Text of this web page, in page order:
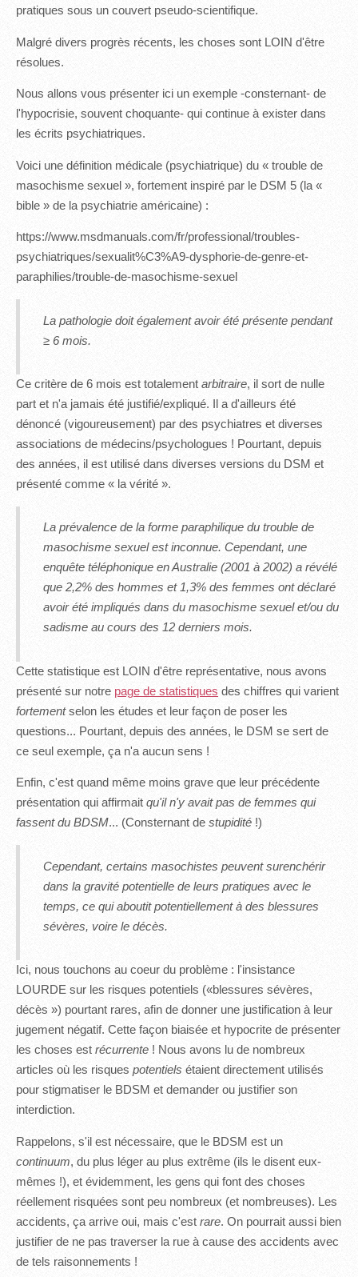
pratiques sous un couvert pseudo-scientifique.
Malgré divers progrès récents, les choses sont LOIN d'être
résolues.
Nous allons vous présenter ici un exemple -consternant- de
l'hypocrisie, souvent choquante- qui continue à exister dans
les écrits psychiatriques.
Voici une définition médicale (psychiatrique) du « trouble de
masochisme sexuel », fortement inspiré par le DSM 5 (la «
bible » de la psychiatrie américaine) :
https://www.msdmanuals.com/fr/professional/troubles-
psychiatriques/sexualit%C3%A9-dysphorie-de-genre-et-
paraphilies/trouble-de-masochisme-sexuel
La pathologie doit également avoir été présente pendant
≥ 6 mois.
Ce critère de 6 mois est totalement arbitraire, il sort de nulle
part et n'a jamais été justifié/expliqué. Il a d'ailleurs été
dénoncé (vigoureusement) par des psychiatres et diverses
associations de médecins/psychologues ! Pourtant, depuis
des années, il est utilisé dans diverses versions du DSM et
présenté comme « la vérité ».
La prévalence de la forme paraphilique du trouble de
masochisme sexuel est inconnue. Cependant, une
enquête téléphonique en Australie (2001 à 2002) a révélé
que 2,2% des hommes et 1,3% des femmes ont déclaré
avoir été impliqués dans du masochisme sexuel et/ou du
sadisme au cours des 12 derniers mois.
Cette statistique est LOIN d'être représentative, nous avons
présenté sur notre page de statistiques des chiffres qui varient
fortementselon les études et leur façon de poser les
questions... Pourtant, depuis des années, le DSM se sert de
ce seul exemple, ça n'a aucun sens !
Enfin, c'est quand même moins grave que leur précédente
présentation qui affirmait qu'il n'y avait pas de femmes qui
fassent du BDSM... (Consternant de stupidité !)
Cependant, certains masochistes peuvent surenchérir
dans la gravité potentielle de leurs pratiques avec le
temps, ce qui aboutit potentiellement à des blessures
sévères, voire le décès.
Ici, nous touchons au coeur du problème : l'insistance
LOURDE sur les risques potentiels («blessures sévères,
décès ») pourtant rares, afin de donner une justification à leur
jugement négatif. Cette façon biaisée et hypocrite de présenter
les choses est récurrente ! Nous avons lu de nombreux
articles où les risques potentiels étaient directement utilisés
pour stigmatiser le BDSM et demander ou justifier son
interdiction.
Rappelons, s'il est nécessaire, que le BDSM est un
continuum, du plus léger au plus extrême (ils le disent eux-
mêmes !), et évidemment, les gens qui font des choses
réellement risquées sont peu nombreux (et nombreuses). Les
accidents, ça arrive oui, mais c'est rare. On pourrait aussi bien
justifier de ne pas traverser la rue à cause des accidents avec
de tels raisonnements !